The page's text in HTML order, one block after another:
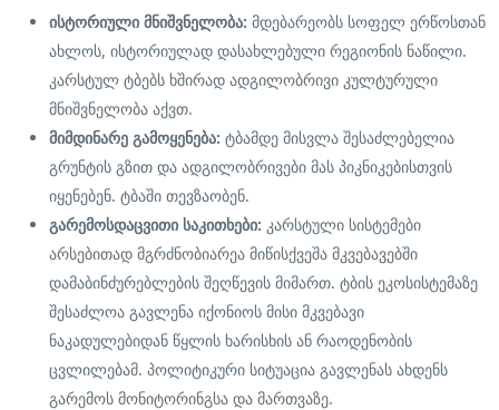
ისტორიული მნიშვნელობა: მდებარეობს სოფელ ერწოსთან
ახლოს, ისტორიულად დასახლებული რეგიონის ნაწილი.
კარსტულ ტბებს ხშირად ადგილობრივი კულტურული
მნიშვნელობა აქვთ.
მიმდინარე გამოყენება: ტბამდე მისვლა შესაძლებელია
გრუნტის გზით და ადგილობრივები მას პიკნიკებისთვის
იყენებენ. ტბაში თევზაობენ.
გარემოსდაცვითი საკითხები: კარსტული სისტემები
არსებითად მგრძნობიარეა მიწისქვეშა მკვებავებში
დამაბინძურებლების შეღწევის მიმართ. ტბის ეკოსისტემაზე
შესაძლოა გავლენა იქონიოს მისი მკვებავი
ნაკადულებიდან წყლის ხარისხის ან რაოდენობის
ცვლილებამ. პოლიტიკური სიტუაცია გავლენას ახდენს
გარემოს მონიტორინგსა და მართვაზე.